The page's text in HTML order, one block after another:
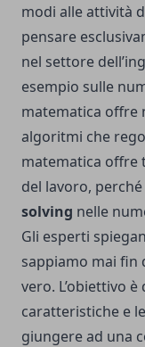
modi alle attività
pensare
nel settore
esempio sulle
matematica offre
algoritmi che
matematica offre
del lavoro,
solving nelle
Gli esperti
sappiamo mai fin
vero. L’obiettivo
caratteristiche e
giungere ad una